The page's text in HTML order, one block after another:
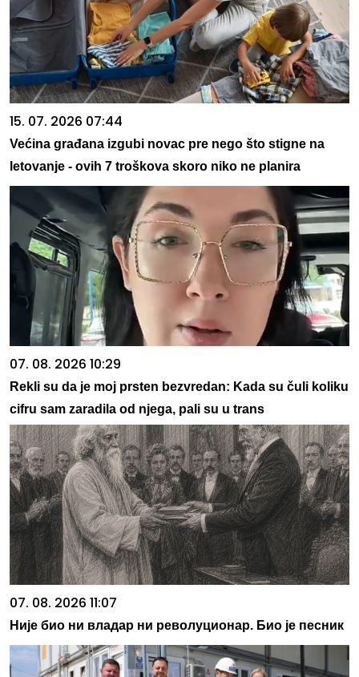
15. 07. 2026 07:44
Većina građana izgubi novac pre nego što stigne na
letovanje - ovih 7 troškova skoro niko ne planira
07. 08. 2026 10:29
Rekli su da je moj prsten bezvredan: Kada su čuli koliku
cifru sam zaradila od njega, pali su u trans
07. 08. 2026 11:07
Није био ни владар ни револуционар. Био је песник